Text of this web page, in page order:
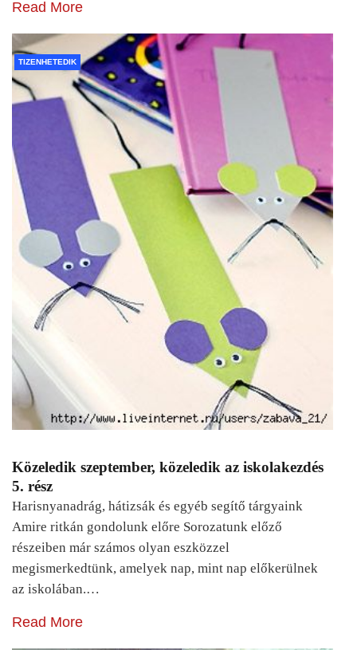
Read More
TIZENHETEDIK
Közeledik szeptember, közeledik az iskolakezdés
5. rész
Harisnyanadrág, hátizsák és egyéb segítő tárgyaink
Amire ritkán gondolunk előre Sorozatunk előző
részeiben már számos olyan eszközzel
megismerkedtünk, amelyek nap, mint nap előkerülnek
az iskolában.…
Read More